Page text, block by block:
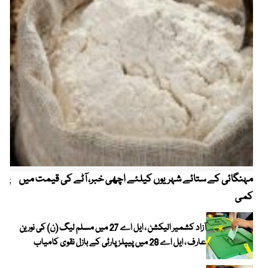
مہنگائی کے ستائے شہریوں کیلئے اچھی خبر، آٹے کی قیمت میں
کمی
آزاد کشمیر الیکشن ، ایل اے 27 میں مسلم لیگ (ن) کی نورین
عارف ، ایل اے 28 میں پیپلز پارٹی کے بازل نقوی کامیاب